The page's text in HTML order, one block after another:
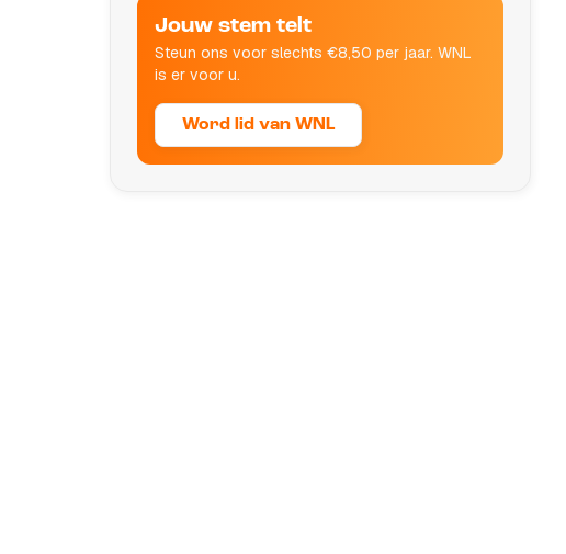
Jouw stem telt
Steun ons voor slechts €8,50 per jaar. WNL
is er voor u.
Word lid van WNL